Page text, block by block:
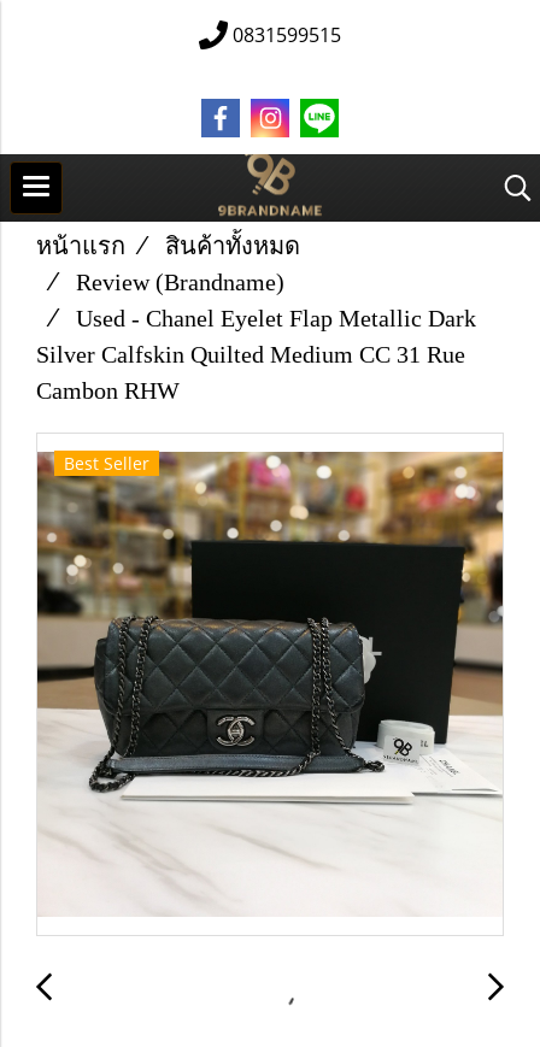
0831599515
หน้าแรก
สินค้าทั้งหมด
Review (Brandname)
Used -​ Chanel Eyelet Flap Metallic Dark
Silver Calfskin Quilted Medium CC 31 Rue
Cambon RHW
Best Seller